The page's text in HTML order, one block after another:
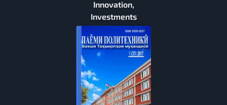
Innovation,
Investments